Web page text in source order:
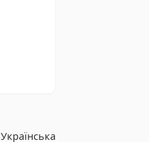
Українська